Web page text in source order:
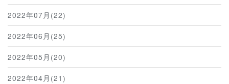
2022年07月(22)
2022年06月(25)
2022年05月(20)
2022年04月(21)